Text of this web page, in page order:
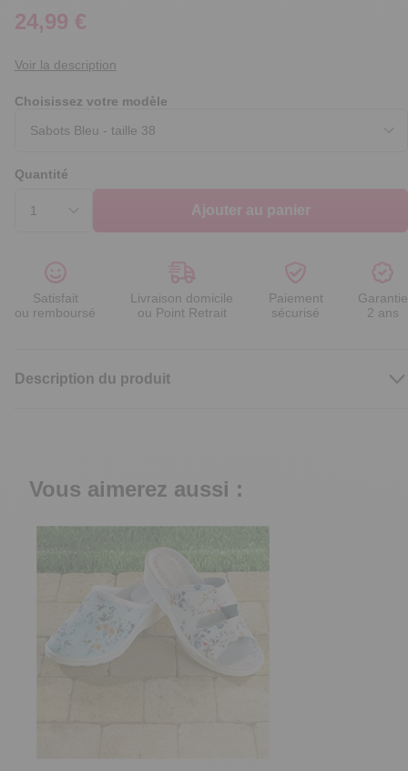
24,99 €
Voir la description
Choisissez votre modèle
Quantité
Ajouter au panier
Satisfait
ou remboursé
Livraison domicile
ou Point Retrait
Paiement
sécurisé
Garantie
2 ans
Description du produit
Vous aimerez aussi :